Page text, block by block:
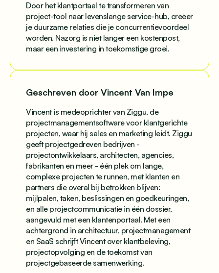
Door het klantportaal te transformeren van
project-tool naar levenslange service-hub, creëer
je duurzame relaties die je concurrentievoordeel
worden. Nazorg is niet langer een kostenpost,
maar een investering in toekomstige groei.
Geschreven door Vincent Van Impe
Vincent is medeoprichter van Ziggu, de
projectmanagementsoftware voor klantgerichte
projecten, waar hij sales en marketing leidt. Ziggu
geeft projectgedreven bedrijven -
projectontwikkelaars, architecten, agencies,
fabrikanten en meer - één plek om lange,
complexe projecten te runnen, met klanten en
partners die overal bij betrokken blijven:
mijlpalen, taken, beslissingen en goedkeuringen,
en alle projectcommunicatie in één dossier,
aangevuld met een klantenportaal. Met een
achtergrond in architectuur, projectmanagement
en SaaS schrijft Vincent over klantbeleving,
projectopvolging en de toekomst van
projectgebaseerde samenwerking.